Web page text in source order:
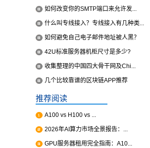
如何改变你的SMTP端口来允许发...
什么叫专线接入？专线接入有几种类...
如何避免自己电子邮件地址被人黑？
42U标准服务器机柜尺寸是多少?
收集整理的中国四大骨干网及Chi...
几个比较靠谱的区块链APP推荐
推荐阅读
A100 vs H100 vs ...
2026年AI算力市场全景报告：...
GPU服务器租用完全指南：A10...